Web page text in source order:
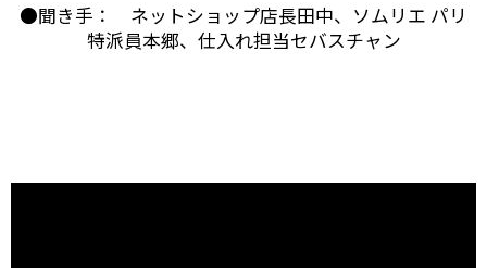
●聞き手： ネットショップ店長田中、ソムリエ パリ
特派員本郷、仕入れ担当セバスチャン